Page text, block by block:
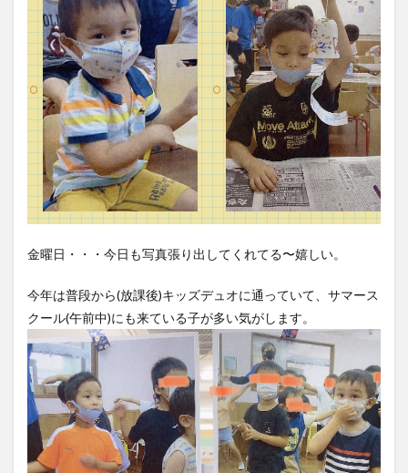
金曜日・・・今日も写真張り出してくれてる〜嬉しい。
今年は普段から(放課後)キッズデュオに通っていて、サマース
クール(午前中)にも来ている子が多い気がします。